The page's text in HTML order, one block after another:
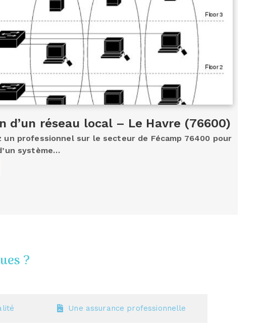
d’un réseau local – Le Havre (76600)
un professionnel sur le secteur de Fécamp 76400 pour
système…
?
Une assurance professionnelle